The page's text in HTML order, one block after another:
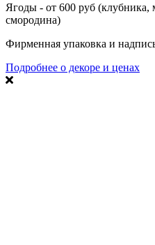
Ягоды - от 600 руб (клубника,
смородина)
Фирменная упаковка и
Подробнее о декоре и ценах